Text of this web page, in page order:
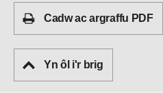
Cadw ac argraffu PDF
Yn ôl i'r brig